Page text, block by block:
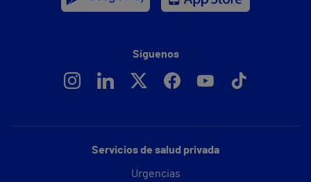
Servicios de salud privada
Urgencias
Síguenos